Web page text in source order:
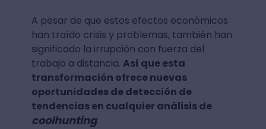
A pesar de que estos efectos económicos
han traído crisis y problemas, también han
significado la irrupción con fuerza del
trabajo a distancia. Así que esta
transformación ofrece nuevas
oportunidades de detección de
tendencias en cualquier análisis de
coolhunting.